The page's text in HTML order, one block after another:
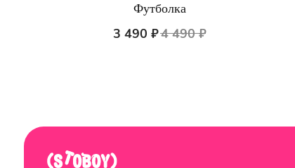
Футболка
3 490 ₽4 490 ₽